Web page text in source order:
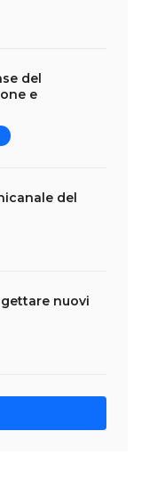
del
e
del
nuovi